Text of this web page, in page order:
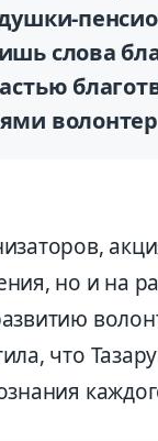
слова
но и на
что